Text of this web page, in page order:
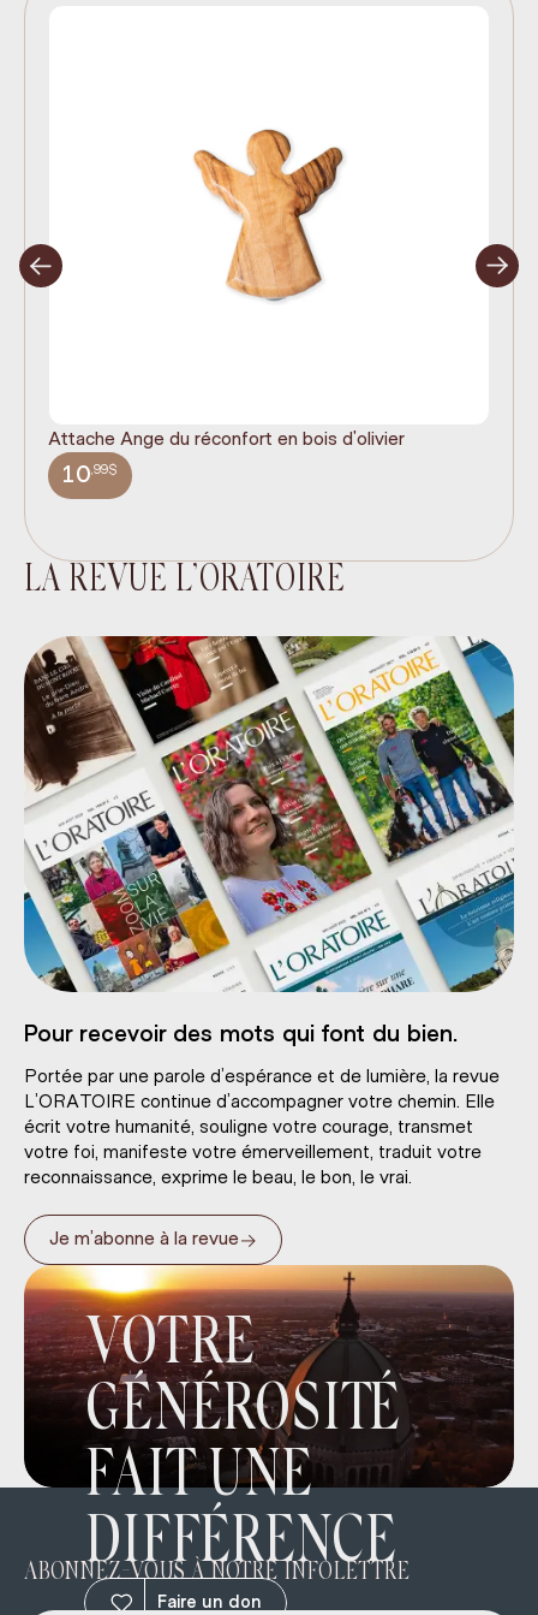
Attache Ange du réconfort en bois d'olivier
10,99$
LA REVUE L’ORATOIRE
Pour recevoir des mots qui font du bien.
Portée par une parole d’espérance et de lumière, la revue
L’ORATOIRE continue d’accompagner votre chemin. Elle
écrit votre humanité, souligne votre courage, transmet
votre foi, manifeste votre émerveillement, traduit votre
reconnaissance, exprime le beau, le bon, le vrai.
Je m’abonne à la revue→
VOTRE
GÉNÉROSITÉ
FAIT UNE
DIFFÉRENCE
Faire un don
ABONNEZ-VOUS À NOTRE INFOLETTRE